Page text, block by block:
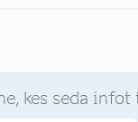
kes seda infot